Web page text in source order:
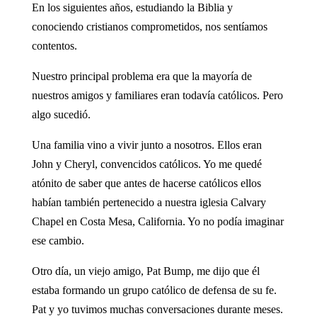
En los siguientes años, estudiando la Biblia y
conociendo cristianos comprometidos, nos sentíamos
contentos.
Nuestro principal problema era que la mayoría de
nuestros amigos y familiares eran todavía católicos. Pero
algo sucedió.
Una familia vino a vivir junto a nosotros. Ellos eran
John y Cheryl, convencidos católicos. Yo me quedé
atónito de saber que antes de hacerse católicos ellos
habían también pertenecido a nuestra iglesia Calvary
Chapel en Costa Mesa, California. Yo no podía imaginar
ese cambio.
Otro día, un viejo amigo, Pat Bump, me dijo que él
estaba formando un grupo católico de defensa de su fe.
Pat y yo tuvimos muchas conversaciones durante meses.